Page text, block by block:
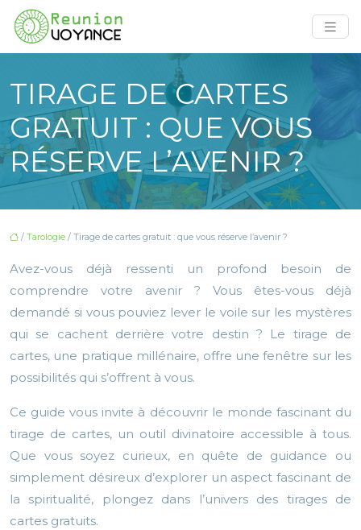
TIRAGE DE CARTES
GRATUIT : QUE VOUS
RÉSERVE L’AVENIR ?
/ Tarologie / Tirage de cartes gratuit : que vous réserve l’avenir ?
Avez-vous déjà ressenti un profond besoin de
comprendre votre avenir ? Vous êtes-vous déjà
demandé si vous pouviez lever le voile sur les mystères
qui se cachent derrière votre destin ? Le tirage de
cartes, une pratique millénaire, offre une fenêtre sur les
possibilités qui s’offrent à vous.
Ce guide vous invite à découvrir le monde fascinant du
tirage de cartes, un outil divinatoire accessible à tous.
Que vous soyez curieux, en quête de guidance ou
simplement désireux d’explorer un aspect fascinant de
la spiritualité, plongez dans l’univers des tirages de
cartes gratuits.